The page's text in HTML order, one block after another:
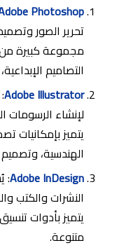
Photoshop
مجموعة كبيرة من
التصاميم
Adobe Illustrator
لإنشاء الرسومات
يتميز بإمكانيات
الهندسية،
Adobe InDesign
النشرات والكتب
يتميز بأدوات
متنوعة.